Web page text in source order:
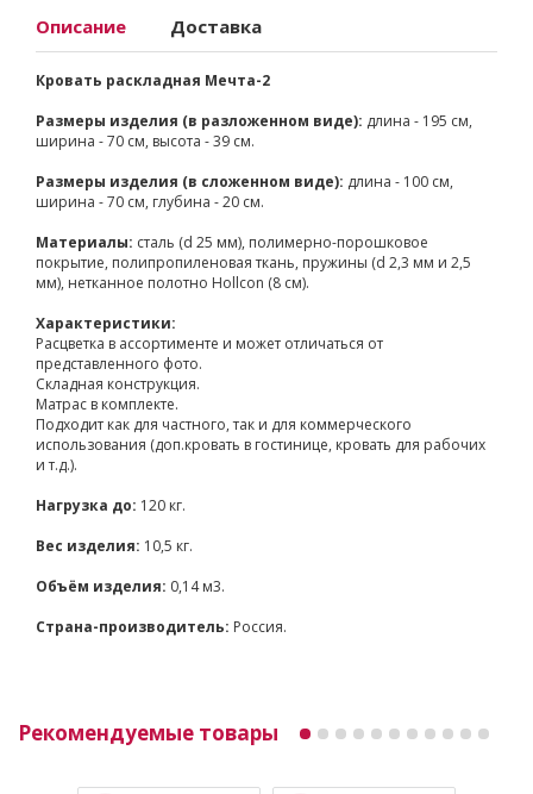
Описание Доставка
Кровать раскладная Мечта-2
Размеры изделия (в разложенном виде): длина - 195 см,
ширина - 70 см, высота - 39 см.
Размеры изделия (в сложенном виде): длина - 100 см,
ширина - 70 см, глубина - 20 см.
Материалы: сталь (d 25 мм), полимерно-порошковое
покрытие, полипропиленовая ткань, пружины (d 2,3 мм и 2,5
мм), нетканное полотно Hollcon (8 см).
Характеристики:
Расцветка в ассортименте и может отличаться от
представленного фото.
Складная конструкция.
Матрас в комплекте.
Подходит как для частного, так и для коммерческого
использования (доп.кровать в гостинице, кровать для рабочих
и т.д.).
Нагрузка до: 120 кг.
Вес изделия: 10,5 кг.
Объём изделия: 0,14 м3.
Страна-производитель: Россия.
Рекомендуемые товары